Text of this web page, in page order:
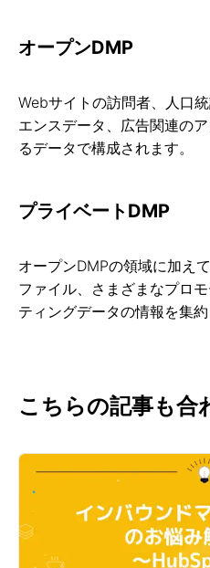
オープンDMP
Webサイトの訪問者、人口
エンスデータ、広告関連の
るデータで構成されます。
プライベートDMP
オープンDMPの領域に加え
ファイル、さまざまなプロ
ティングデータの情報を集約
こちらの記事も合